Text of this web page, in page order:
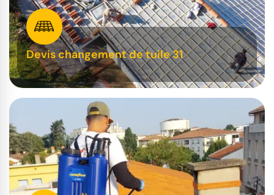
Devis changement de tuile 31